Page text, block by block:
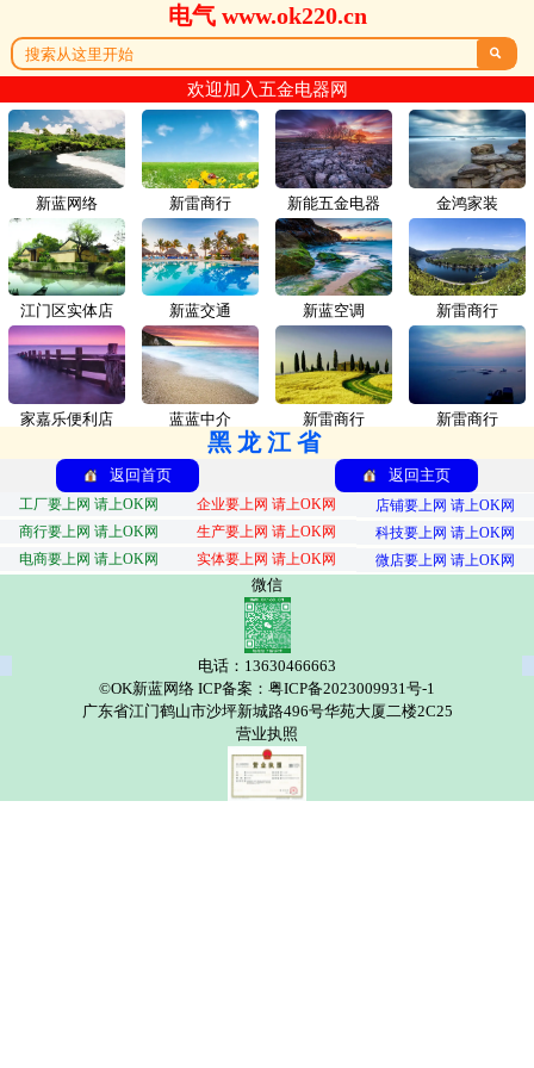
电气 www.ok220.cn

欢迎加入五金电器网
新蓝网络 新雷商行
江门区实体店 新蓝交通
家嘉乐便利店 蓝蓝中介
新能五金电器 金鸿家装
新蓝空调 新雷商行
新雷商行 新雷商行
黑龙江省
返回首页 返回主页
工厂要上网 请上OK网 企业要上网 请上OK网
店铺要上网 请上OK网
商行要上网 请上OK网
生产要上网 请上OK网
科技要上网 请上OK网
电商要上网 请上OK网
实体要上网 请上OK网 微店要上网 请上OK网
微信
电话：13630466663
©OK新蓝网络 ICP备案：粤ICP备2023009931号-1
广东省江门鹤山市沙坪新城路496号华苑大厦二楼2C25
营业执照